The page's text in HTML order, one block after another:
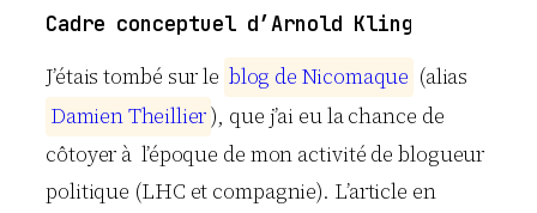
Cadre conceptuel d’Arnold Kling
J’étais tombé sur le blog de Nicomaque (alias
DamienTheillier), que j’ai eu la chance de
côtoyer à l’époque de mon activité de blogueur
politique (LHC et compagnie). L’article en